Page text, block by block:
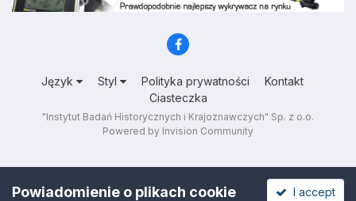
Język Styl Polityka prywatności
Kontakt
Ciasteczka
"Instytut Badań Historycznych i Krajoznawczych" Sp. z o.o.
Powered by Invision Community
Powiadomienie o plikach cookie I accept